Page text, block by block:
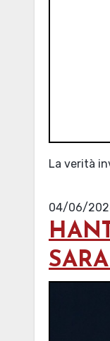
La verità
04/06/